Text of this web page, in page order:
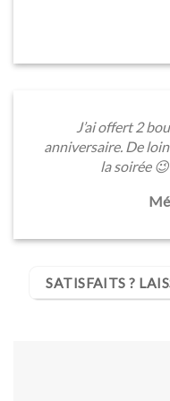
J’ai offert 2
anniversaire. De
la soirée
SATISFAITS ?